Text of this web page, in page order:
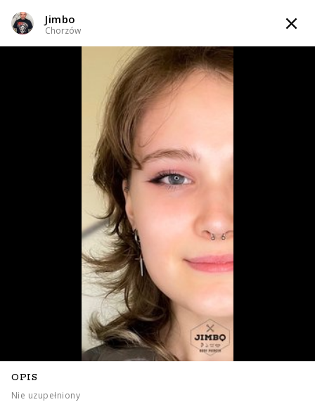
Jimbo
Chorzów
WIADOMOŚĆ
KOMPOZYCJE
Jimbo
Chorzów
OPIS
Nie uzupełniony